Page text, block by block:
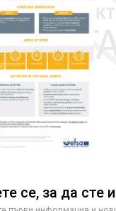
се, за да сте